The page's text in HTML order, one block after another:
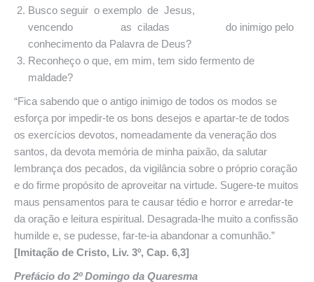
Busco seguir o exemplo de Jesus,
vencendo as ciladas do inimigo pelo
conhecimento da Palavra de Deus?
Reconheço o que, em mim, tem sido fermento de
maldade?
“Fica sabendo que o antigo inimigo de todos os modos se
esforça por impedir-te os bons desejos e apartar-te de todos
os exercícios devotos, nomeadamente da veneração dos
santos, da devota memória de minha paixão, da salutar
lembrança dos pecados, da vigilância sobre o próprio coração
e do firme propósito de aproveitar na virtude. Sugere-te muitos
maus pensamentos para te causar tédio e horror e arredar-te
da oração e leitura espiritual. Desagrada-lhe muito a confissão
humilde e, se pudesse, far-te-ia abandonar a comunhão.”
[Imitação de Cristo, Liv. 3º, Cap. 6,3]
Prefácio do 2º Domingo da Quaresma